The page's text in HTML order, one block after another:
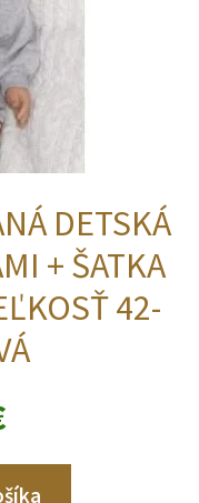
DETSKÁ
+ ŠATKA
42-